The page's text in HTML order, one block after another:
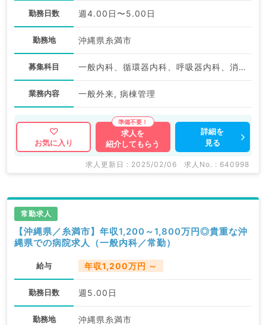
勤務日数 週4.00日〜5.00日
勤務地 沖縄県糸満市
募集科目 一般内科、循環器内科、呼吸器内科、消化器内科、内分泌・代謝内科、腎臓内科、老年内科、血液内科、膠原病科
業務内容 一般外来, 病棟管理
お気に入り
求人を
紹介してもらう
詳細を
見る
求人更新日 : 2025/02/06 求人No. : 640998
常勤求人
【沖縄県／糸満市】年収1,200～1,800万円◎貴重な沖
縄県での病院求人（一般内科／常勤）
給与 年収1,200万円 ～
勤務日数 週5.00日
勤務地 沖縄県糸満市